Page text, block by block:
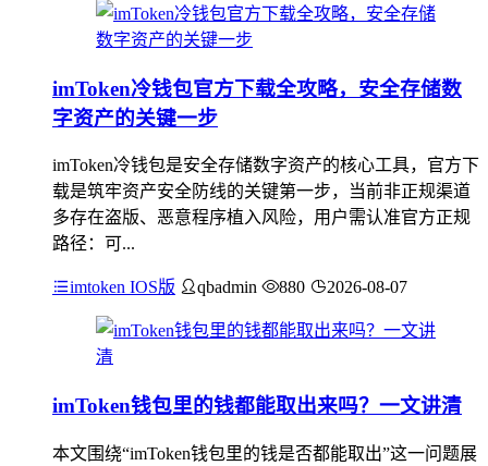
imToken冷钱包官方下载全攻略，安全存储数
字资产的关键一步
imToken冷钱包是安全存储数字资产的核心工具，官方下
载是筑牢资产安全防线的关键第一步，当前非正规渠道
多存在盗版、恶意程序植入风险，用户需认准官方正规
路径：可...
imtoken IOS版 qbadmin 880 2026-08-07
imToken钱包里的钱都能取出来吗？一文讲清
本文围绕“imToken钱包里的钱是否都能取出”这一问题展